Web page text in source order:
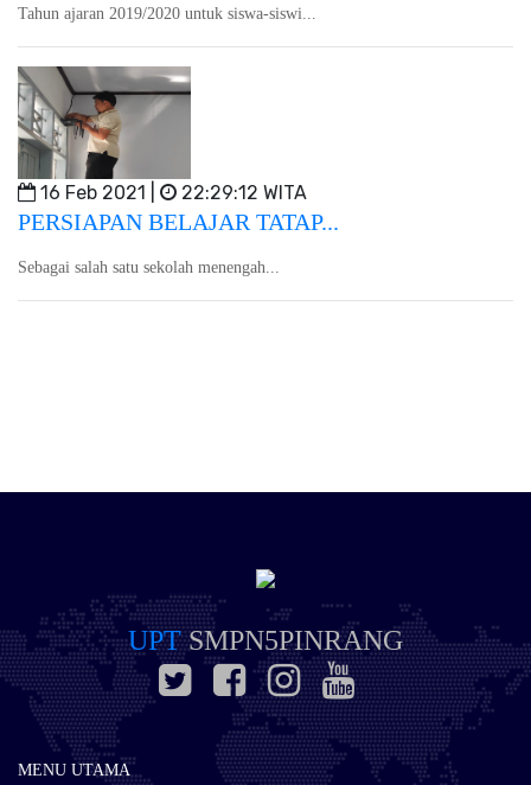
Tahun ajaran 2019/2020 untuk siswa-siswi...
16 Feb 2021 | 22:29:12 WITA
PERSIAPAN BELAJAR TATAP...
Sebagai salah satu sekolah menengah...
UPTSMPN5PINRANG
MENU UTAMA